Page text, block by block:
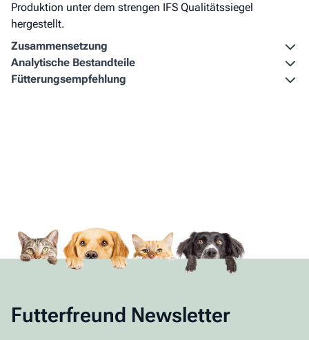
Produktion unter dem strengen IFS Qualitätssiegel
hergestellt.
Zusammen­setzung
Analytische Bestandteile
Fütterungs­empfehlung
Futterfreund Newsletter